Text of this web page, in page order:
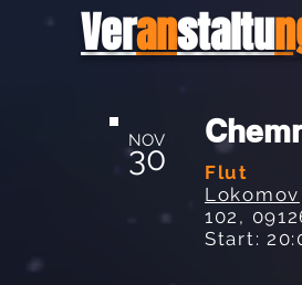
Flut
Lokomov
102,
Start:
NOV
30
Veranstaltu